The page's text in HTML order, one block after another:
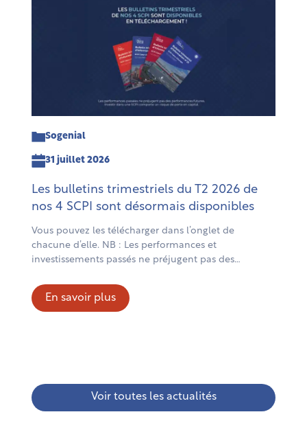
Sogenial
31 juillet 2026
Les bulletins trimestriels du T2 2026 de
nos 4 SCPI sont désormais disponibles
Vous pouvez les télécharger dans l’onglet de
chacune d’elle. NB : Les performances et
investissements passés ne préjugent pas des
investissement, investir dans une SCPI comporte des
risques notamment de perte en capital. Il est
En savoir plus
Voir toutes les actualités